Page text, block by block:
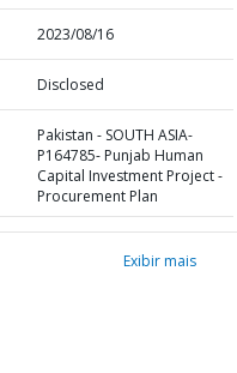
2023/08/16
Disclosed
Pakistan - SOUTH ASIA-
P164785- Punjab Human
Capital Investment Project -
Procurement Plan
Exibir mais